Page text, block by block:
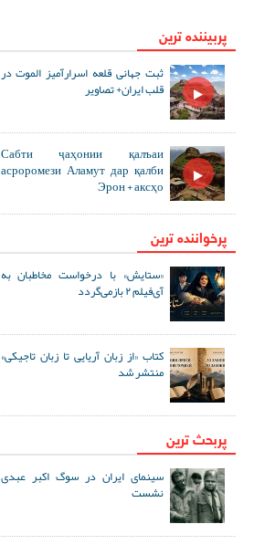
پربیننده ترین
ثبت جهانی قلعه اسرارآمیز الموت در
قلب ایران+ تصاویر
Сабти ҷаҳонии қалъаи
асроромези Аламут дар қалби
Эрон + аксҳо
پرخواننده ترین
«ستایش» با درخواست مخاطبان به
آی‌فیلم ۲ بازمی‌گردد
کتاب «از زبان آریایی تا زبان تاجیکی»
منتشر شد
پربحث ترین
سینمای ایران در سوگ اکبر عبدی
نشست